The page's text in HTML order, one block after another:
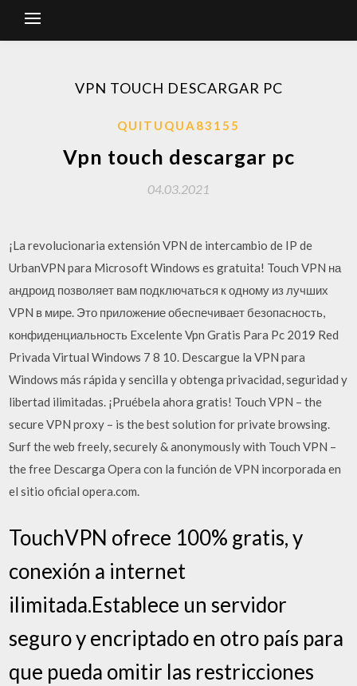
VPN TOUCH DESCARGAR PC
QUITUQUA83155
Vpn touch descargar pc
04.03.2021
¡La revolucionaria extensión VPN de intercambio de IP de
UrbanVPN para Microsoft Windows es gratuita! Touch VPN на
андроид позволяет вам подключаться к одному из лучших
VPN в мире. Это приложение обеспечивает безопасность,
конфиденциальность Excelente Vpn Gratis Para Pc 2019 Red
Privada Virtual Windows 7 8 10. Descargue la VPN para
Windows más rápida y sencilla y obtenga privacidad, seguridad y
libertad ilimitadas. ¡Pruébela ahora gratis! Touch VPN – the
secure VPN proxy – is the best solution for private browsing.
Surf the web freely, securely & anonymously with Touch VPN –
the free Descarga Opera con la función de VPN incorporada en
el sitio oficial opera.com.
TouchVPN ofrece 100% gratis, y
conexión a internet
ilimitada.Establece un servidor
seguro y encriptado en otro país para
que pueda omitir las restricciones